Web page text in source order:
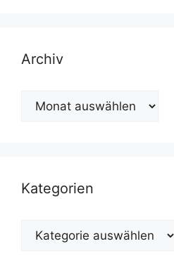
Archiv
Archiv
Kategorien
Kategorien